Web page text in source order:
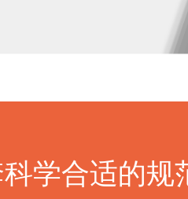
学合适的规